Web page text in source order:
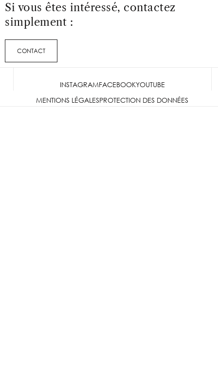
Si vous êtes intéressé, contactez
simplement :
CONTACT
INSTAGRAMFACEBOOKYOUTUBE
MENTIONS LÉGALESPROTECTION DES DONNÉES